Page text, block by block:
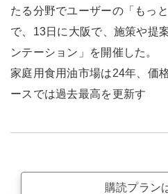
たる分野でユーザーの「もっ
で、13日に大阪で、施策や提
ンテーション」を開催した。
家庭用食用油市場は24年、価
ースでは過去最高を更新す
購読プラン